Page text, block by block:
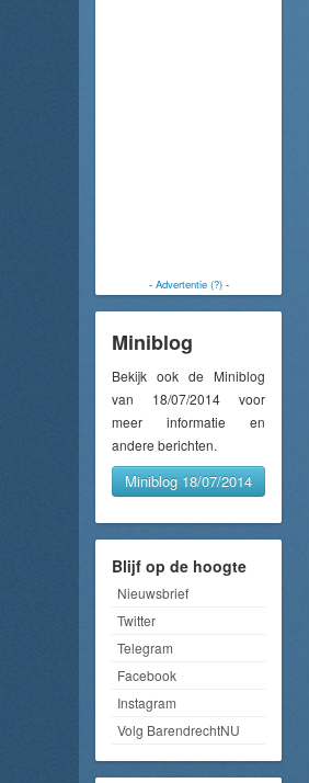
- Advertentie (?)-
Miniblog
Bekijk ook de Miniblog
van 18/07/2014 voor
meer informatie en
andere berichten.
Miniblog 18/07/2014
Blijf op de hoogte
Nieuwsbrief
Twitter
Telegram
Facebook
Instagram
Volg BarendrechtNU